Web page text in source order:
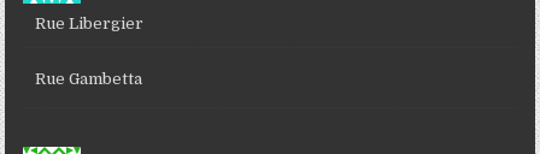
Rue Libergier
Rue Gambetta